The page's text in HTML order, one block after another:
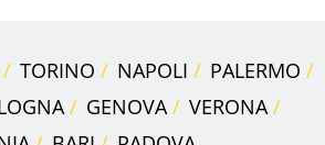
TORINO NAPOLI
PALERMO
GENOVA
VERONA